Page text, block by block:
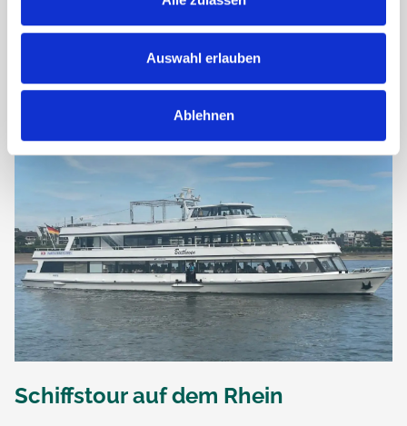
Auswahl erlauben
Ablehnen
Am Dienstag, den 27. Mai 2025, wurde die Wohnküche der
Seniorenresidenz Walter Esser in ein kleines italienisches
Restaurant verwandelt – zumindest für einen Abend. Unter
dem Motto „Kulinarischer Abend...
Schiffstour auf dem Rhein